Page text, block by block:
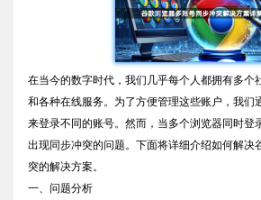
在当今的数字时代，我们几乎每个人都拥有多个
和各种在线服务。为了方便管理这些账户，我们
来登录不同的账号。然而，当多个浏览器同时登
出现同步冲突的问题。下面将详细介绍如何解决
突的解决方案。
一、问题分析